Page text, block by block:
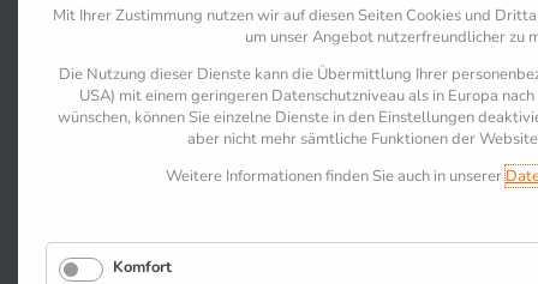
Mit Ihrer Zustimmung nutzen wir auf diesen Seiten Cookies und
um unser Angebot nutzerfreundlicher zu
Die Nutzung dieser Dienste kann die Übermittlung Ihrer
USA) mit einem geringeren Datenschutzniveau als in Europa
wünschen, können Sie einzelne Dienste in den Einstellungen
aber nicht mehr sämtliche Funktionen der
Weitere Informationen finden Sie auch in unserer
Komfort